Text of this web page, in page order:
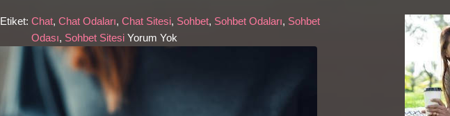
Etiket:Chat,Chat Odaları,Chat Sitesi, Sohbet, Sohbet Odaları, Sohbet
Odası, Sohbet Sitesi Yorum Yok